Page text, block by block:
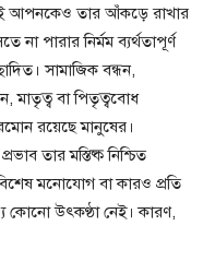
আপনকেও তার আঁকড়ে রাখার
পারার নির্মম ব্যর্থতাপূর্ণ
সামাজিক বন্ধন,
মাতৃত্ব বা পিতৃত্ববোধ
রয়েছে মানুষের।
তার মস্তিষ্ক নিশ্চিত
মনোযোগ বা কারও প্রতি
কোনো উৎকণ্ঠা নেই। কারণ,